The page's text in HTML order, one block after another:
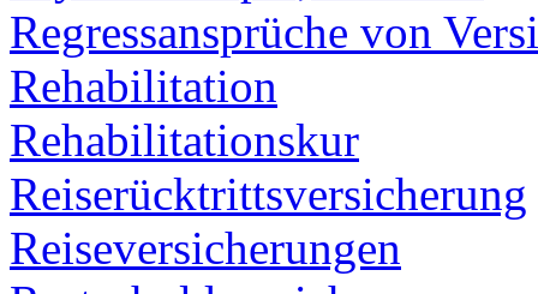
Regressansprüche von
Rehabilitation
Rehabilitationskur
Reiserücktrittsversicherung
Reiseversicherungen